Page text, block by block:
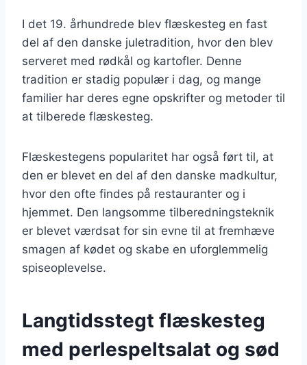
I det 19. århundrede blev flæskesteg en fast
del af den danske juletradition, hvor den blev
serveret med rødkål og kartofler. Denne
tradition er stadig populær i dag, og mange
familier har deres egne opskrifter og metoder til
at tilberede flæskesteg.
Flæskestegens popularitet har også ført til, at
den er blevet en del af den danske madkultur,
hvor den ofte findes på restauranter og i
hjemmet. Den langsomme tilberedningsteknik
er blevet værdsat for sin evne til at fremhæve
smagen af kødet og skabe en uforglemmelig
spiseoplevelse.
Langtidsstegt flæskesteg
med perlespeltsalat og sød